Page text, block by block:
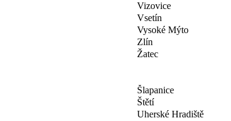
Vizovice
Vsetín
Vysoké Mýto
Zlín
Žatec
Šlapanice
Štětí
Uherské Hradiště